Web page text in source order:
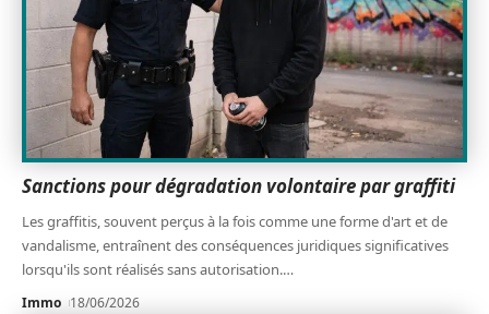
Sanctions pour dégradation volontaire par graffiti
Les graffitis, souvent perçus à la fois comme une forme d'art et de
vandalisme, entraînent des conséquences juridiques significatives
lorsqu'ils sont réalisés sans autorisation.…
Immo 18/06/2026